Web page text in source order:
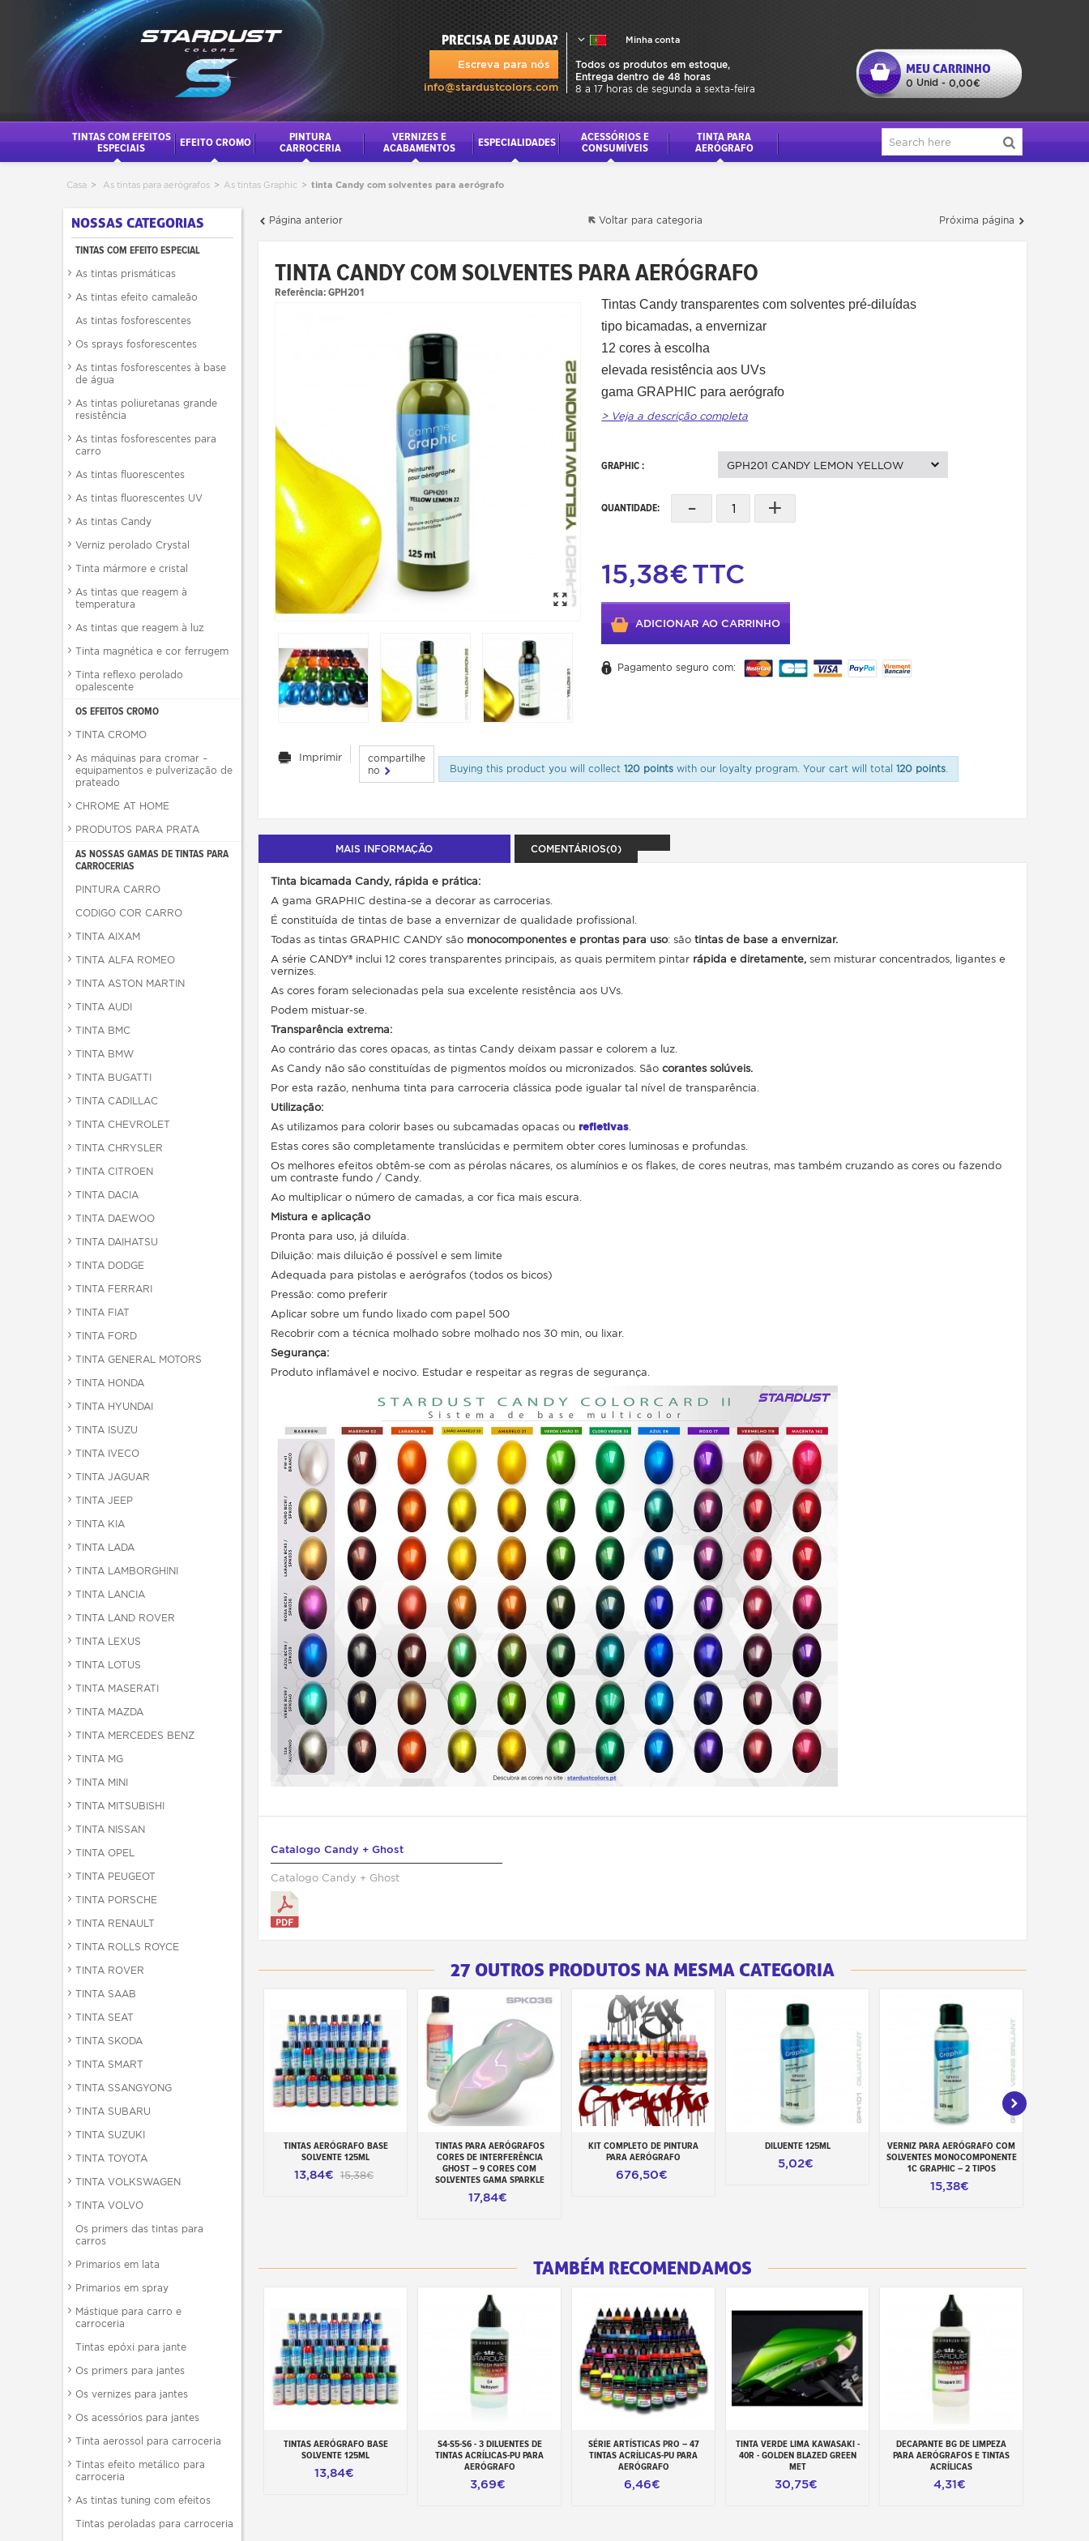
MEU CARRINHO
0 Unid - 0,00€
PRECISA DE AJUDA?
Escreva para nós
info@stardustcolors.com
Minha conta
Todos os produtos em estoque,
Entrega dentro de 48 horas
8 a 17 horas de segunda a sexta-feira
TINTAS COM EFEITOS
ESPECIAIS
EFEITO CROMO
PINTURA
CARROCERIA
VERNIZES E
ACABAMENTOS
ESPECIALIDADES
ACESSÓRIOS E
CONSUMÍVEIS
TINTA PARA
AERÓGRAFO
Casa > As tintas para aerógrafos > As tintas Graphic > tinta Candy com solventes para aerógrafo
NOSSAS CATEGORIAS
TINTAS COM EFEITO ESPECIAL
As tintas prismáticas
As tintas efeito camaleão
As tintas fosforescentes
Os sprays fosforescentes
As tintas fosforescentes à base
de água
As tintas poliuretanas grande
resistência
As tintas fosforescentes para
carro
As tintas fluorescentes
As tintas fluorescentes UV
As tintas Candy
Verniz perolado Crystal
Tinta mármore e cristal
As tintas que reagem à
temperatura
As tintas que reagem à luz
Tinta magnética e cor ferrugem
Tinta reflexo perolado
opalescente
OS EFEITOS CROMO
TINTA CROMO
As máquinas para cromar –
equipamentos e pulverização de
prateado
CHROME AT HOME
PRODUTOS PARA PRATA
AS NOSSAS GAMAS DE TINTAS PARA
CARROCERIAS
PINTURA CARRO
CODIGO COR CARRO
TINTA AIXAM
TINTA ALFA ROMEO
TINTA ASTON MARTIN
TINTA AUDI
TINTA BMC
TINTA BMW
TINTA BUGATTI
TINTA CADILLAC
TINTA CHEVROLET
TINTA CHRYSLER
TINTA CITROEN
TINTA DACIA
TINTA DAEWOO
TINTA DAIHATSU
TINTA DODGE
TINTA FERRARI
TINTA FIAT
TINTA FORD
TINTA GENERAL MOTORS
TINTA HONDA
TINTA HYUNDAI
TINTA ISUZU
TINTA IVECO
TINTA JAGUAR
TINTA JEEP
TINTA KIA
TINTA LADA
TINTA LAMBORGHINI
TINTA LANCIA
TINTA LAND ROVER
TINTA LEXUS
TINTA LOTUS
TINTA MASERATI
TINTA MAZDA
TINTA MERCEDES BENZ
TINTA MG
TINTA MINI
TINTA MITSUBISHI
TINTA NISSAN
TINTA OPEL
TINTA PEUGEOT
TINTA PORSCHE
TINTA RENAULT
TINTA ROLLS ROYCE
TINTA ROVER
TINTA SAAB
TINTA SEAT
TINTA SKODA
TINTA SMART
TINTA SSANGYONG
TINTA SUBARU
TINTA SUZUKI
TINTA TOYOTA
TINTA VOLKSWAGEN
TINTA VOLVO
Os primers das tintas para
carros
Primarios em lata
Primarios em spray
Mástique para carro e
carroceria
Tintas epóxi para jante
Os primers para jantes
Os vernizes para jantes
Os acessórios para jantes
Tinta aerossol para carroceria
Tintas efeito metálico para
carroceria
As tintas tuning com efeitos
Tintas peroladas para carroceria
Página anterior Próxima página
Voltar para categoria
TINTA CANDY COM SOLVENTES PARA AERÓGRAFO
Referência:GPH201
Tintas Candy transparentes com solventes pré-diluídas
tipo bicamadas, a envernizar
12 cores à escolha
elevada resistência aos UVs
gama GRAPHIC para aerógrafo
> Veja a descrição completa
GRAPHIC : GPH201 CANDY LEMON YELLOW
QUANTIDADE: - +
15,38€TTC
ADICIONAR AO CARRINHO
Pagamento seguro com:
Imprimir
compartilhe
no
Buying this product you will collect 120 pointswith our loyalty program. Your cart will total 120 points.
MAIS INFORMAÇÃO COMENTÁRIOS(0)
Tinta bicamada Candy, rápida e prática:
A gama GRAPHIC destina-se a decorar as carrocerias.
É constituída de tintas de base a envernizar de qualidade profissional.
Todas as tintas GRAPHIC CANDY são monocomponentes e prontas para uso: são tintas de base a envernizar.
A série CANDY® inclui 12 cores transparentes principais, as quais permitem pintar rápida e diretamente, sem misturar concentrados, ligantes e
vernizes.
As cores foram selecionadas pela sua excelente resistência aos UVs.
Podem mistuar-se.
Transparência extrema:
Ao contrário das cores opacas, as tintas Candy deixam passar e colorem a luz.
As Candy não são constituídas de pigmentos moídos ou micronizados. São corantes solúveis.
Por esta razão, nenhuma tinta para carroceria clássica pode igualar tal nível de transparência.
Utilização:
As utilizamos para colorir bases ou subcamadas opacas ou refletivas
Estas cores são completamente translúcidas e permitem obter cores luminosas e profundas.
Os melhores efeitos obtêm-se com as pérolas nácares, os alumínios e os flakes, de cores neutras, mas também cruzando as cores ou fazendo
um contraste fundo / Candy.
Ao multiplicar o número de camadas, a cor fica mais escura.
Mistura e aplicação
Pronta para uso, já diluída.
Diluição: mais diluição é possível e sem limite
Adequada para pistolas e aerógrafos (todos os bicos)
Pressão: como preferir
Aplicar sobre um fundo lixado com papel 500
Recobrir com a técnica molhado sobre molhado nos 30 min, ou lixar.
Segurança:
Produto inflamável e nocivo. Estudar e respeitar as regras de segurança.
Catalogo Candy + Ghost
Catalogo Candy + Ghost
27 OUTROS PRODUTOS NA MESMA CATEGORIA
Adicionar ao carrinho
TINTAS AERÓGRAFO BASE
SOLVENTE 125ML
13,84€ 15,38€
Adicionar ao carrinho
TINTAS PARA AERÓGRAFOS
CORES DE INTERFERÊNCIA
GHOST – 9 CORES COM
SOLVENTES GAMA SPARKLE
17,84€
Adicionar ao carrinho
KIT COMPLETO DE PINTURA
PARA AERÓGRAFO
676,50€
Adicionar ao carrinho
DILUENTE 125ML
5,02€
Adicionar ao carrinho
VERNIZ PARA AERÓGRAFO COM
SOLVENTES MONOCOMPONENTE
1C GRAPHIC – 2 TIPOS
15,38€
TAMBÉM RECOMENDAMOS
Adicionar ao carrinho
TINTAS AERÓGRAFO BASE
SOLVENTE 125ML
13,84€
Adicionar ao carrinho
S4-S5-S6 - 3 DILUENTES DE
TINTAS ACRÍLICAS-PU PARA
AERÓGRAFO
3,69€
Adicionar ao carrinho
SÉRIE ARTÍSTICAS PRO – 47
TINTAS ACRÍLICAS-PU PARA
AERÓGRAFO
6,46€
Adicionar ao carrinho
TINTA VERDE LIMA KAWASAKI -
40R - GOLDEN BLAZED GREEN
MET
30,75€
Adicionar ao carrinho
DECAPANTE BG DE LIMPEZA
PARA AERÓGRAFOS E TINTAS
ACRÍLICAS
4,31€